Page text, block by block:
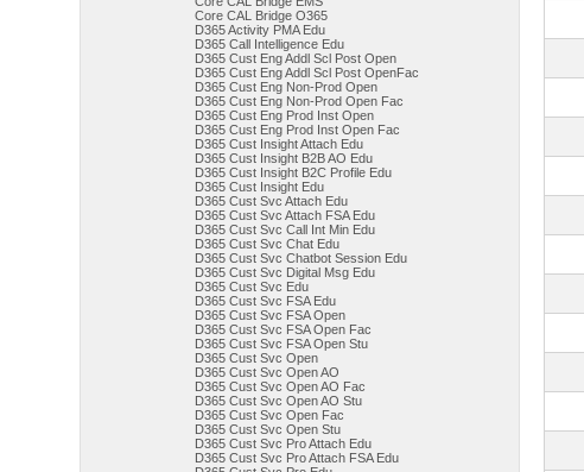
Core CAL Bridge O365
D365 Activity PMA Edu
D365 Call Intelligence Edu
D365 Cust Eng Addl Scl Post Open
D365 Cust Eng Addl Scl Post OpenFac
D365 Cust Eng Non-Prod Open
D365 Cust Eng Non-Prod Open Fac
D365 Cust Eng Prod Inst Open
D365 Cust Eng Prod Inst Open Fac
D365 Cust Insight Attach Edu
D365 Cust Insight B2B AO Edu
D365 Cust Insight B2C Profile Edu
D365 Cust Insight Edu
D365 Cust Svc Attach Edu
D365 Cust Svc Attach FSA Edu
D365 Cust Svc Call Int Min Edu
D365 Cust Svc Chat Edu
D365 Cust Svc Chatbot Session Edu
D365 Cust Svc Digital Msg Edu
D365 Cust Svc Edu
D365 Cust Svc FSA Edu
D365 Cust Svc FSA Open
D365 Cust Svc FSA Open Fac
D365 Cust Svc FSA Open Stu
D365 Cust Svc Open
D365 Cust Svc Open AO
D365 Cust Svc Open AO Fac
D365 Cust Svc Open AO Stu
D365 Cust Svc Open Fac
D365 Cust Svc Open Stu
D365 Cust Svc Pro Attach Edu
D365 Cust Svc Pro Attach FSA Edu